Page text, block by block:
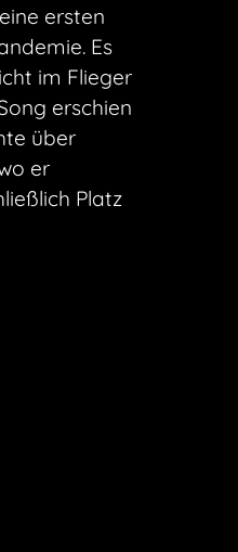
ersten
Es
im Flieger
erschien
über
er
Platz